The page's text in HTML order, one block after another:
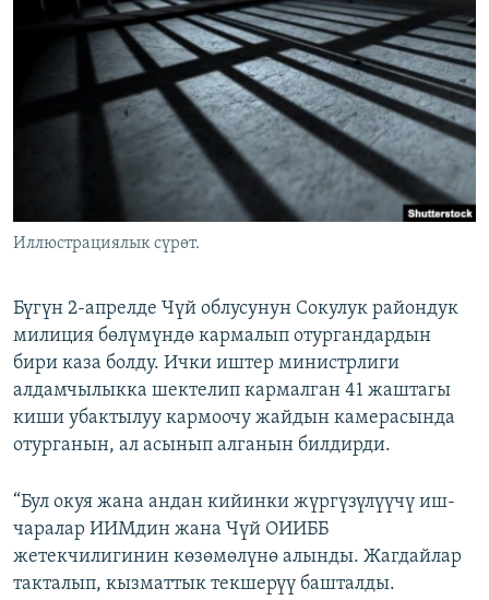
ЭЖЕ-СИҢДИЛЕР
АЗАТТЫК+
ЫҢГАЙСЫЗ СУРООЛОР
ОНЛАЙН ШЕРИНЕ
ЭЕ/АРнун бардык сайттары
Иллюстрациялык сүрөт.
Бүгүн 2-апрелде Чүй облусунун Сокулук райондук
милиция бөлүмүндө кармалып отургандардын
бири каза болду. Ички иштер министрлиги
алдамчылыкка шектелип кармалган 41 жаштагы
киши убактылуу кармоочу жайдын камерасында
отурганын, ал асынып алганын билдирди.
“Бул окуя жана андан кийинки жүргүзүлүүчү иш-
чаралар ИИМдин жана Чүй ОИИББ
жетекчилигинин көзөмөлүнө алынды. Жагдайлар
такталып, кызматтык текшерүү башталды.